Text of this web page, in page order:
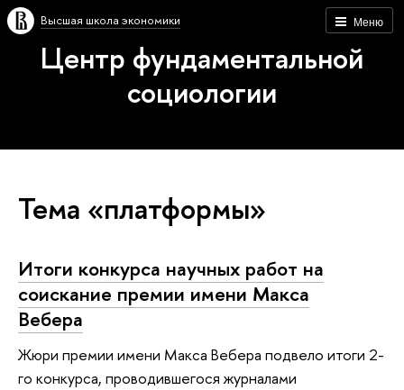
Меню
Высшая школа экономики
Центр фундаментальной
социологии
Тема «платформы»
Итоги конкурса научных работ на
соискание премии имени Макса
Вебера
Жюри премии имени Макса Вебера подвело итоги 2-
го конкурса, проводившегося журналами